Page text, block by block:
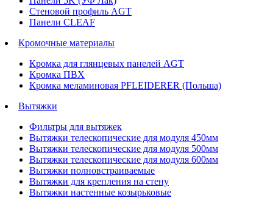
Стеновой профиль AGT
Панели CLEAF
Кромочные материалы
Кромка для глянцевых панелей AGT
Кромка ПВХ
Кромка меламиновая PFLEIDERER (Польша)
Вытяжки
Фильтры для вытяжек
Вытяжки телескопические для модуля 450мм
Вытяжки телескопические для модуля 500мм
Вытяжки телескопические для модуля 600мм
Вытяжки полновстраиваемые
Вытяжки для крепления на стену
Вытяжки настенные козырьковые